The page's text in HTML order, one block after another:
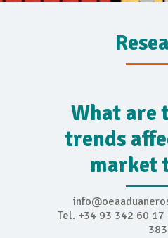
What are
trends
market
Tel. +34 93 342 60 17
383